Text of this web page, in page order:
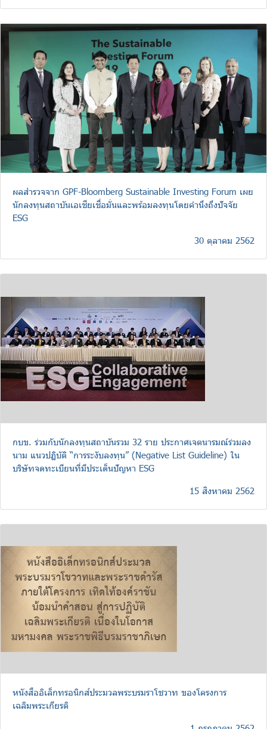
ผลสำรวจจาก GPF-Bloomberg Sustainable Investing Forum เผย
นักลงทุนสถาบันเอเชียเชื่อมั่นและพร้อมลงทุนโดยคำนึงถึงปัจจัย
ESG
30 ตุลาคม 2562
กบข. ร่วมกับนักลงทุนสถาบันรวม 32 ราย ประกาศเจตนารมณ์ร่วมลง
นาม แนวปฏิบัติ “การระงับลงทุน” (Negative List Guideline) ใน
บริษัทจดทะเบียนที่มีประเด็นปัญหา ESG
15 สิงหาคม 2562
หนังสืออิเล็กทรอนิกส์ประมวลพระบรมราโชวาท ของโครงการ
เฉลิมพระเกียรติ